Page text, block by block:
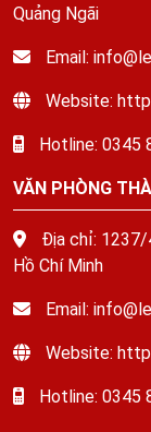
Quảng Ngãi
Email:
Website:
Hotline: 0345
VĂN PHÒNG
Địa chỉ: 1237/
Hồ Chí Minh
Email:
Website:
Hotline: 0345